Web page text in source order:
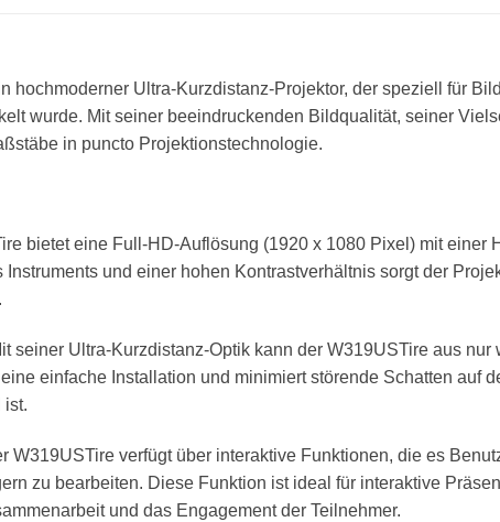
hochmoderner Ultra-Kurzdistanz-Projektor, der speziell für
wurde. Mit seiner beeindruckenden Bildqualität, seiner
in puncto Projektionstechnologie.
bietet eine Full-HD-Auflösung (1920 x 1080 Pixel) mit einer
Instruments und einer hohen Kontrastverhältnis sorgt der
seiner Ultra-Kurzdistanz-Optik kann der W319USTire aus
einfache Installation und minimiert störende Schatten auf
ist.
W319USTire verfügt über interaktive Funktionen, die es
zu bearbeiten. Diese Funktion ist ideal für interaktive
und das Engagement der Teilnehmer.